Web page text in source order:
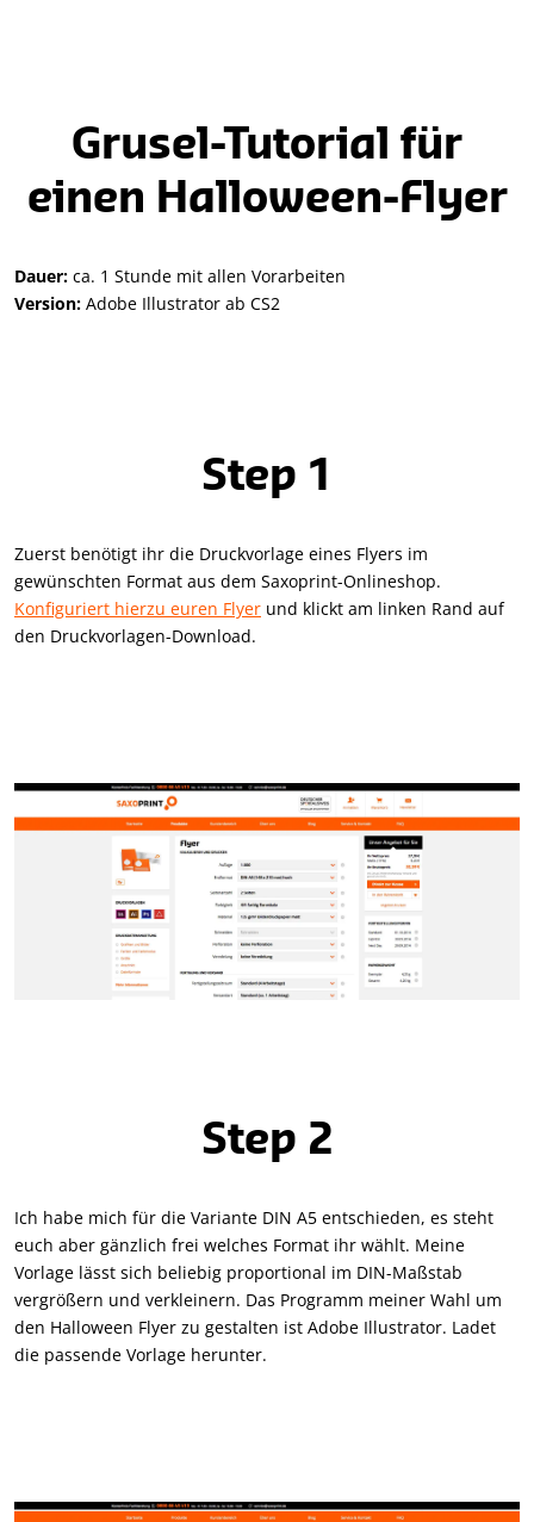
Grusel-Tutorial für
einen Halloween-Flyer
Dauer: ca. 1 Stunde mit allen Vorarbeiten
Version: Adobe Illustrator ab CS2
Step 1
Zuerst benötigt ihr die Druckvorlage eines Flyers im
gewünschten Format aus dem Saxoprint-Onlineshop.
Konfiguriert hierzu euren Flyer und klickt am linken Rand auf
den Druckvorlagen-Download.
Step 2
Ich habe mich für die Variante DIN A5 entschieden, es steht
euch aber gänzlich frei welches Format ihr wählt. Meine
Vorlage lässt sich beliebig proportional im DIN-Maßstab
vergrößern und verkleinern. Das Programm meiner Wahl um
den Halloween Flyer zu gestalten ist Adobe Illustrator. Ladet
die passende Vorlage herunter.